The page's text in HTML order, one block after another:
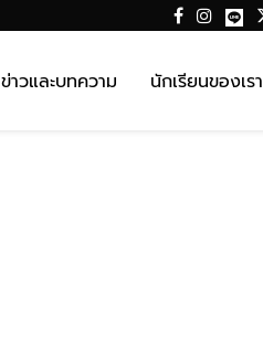
ข่าวและบทความ นักเรียนของเรา